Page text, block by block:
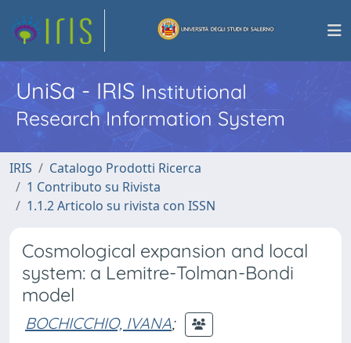
UniSa - IRISInstitutional
Research Information System
IRIS
Catalogo Prodotti Ricerca
1 Contributo su Rivista
1.1.2 Articolo su rivista con ISSN
Cosmological expansion and local
system: a Lemitre-Tolman-Bondi
model
BOCHICCHIO, IVANA;